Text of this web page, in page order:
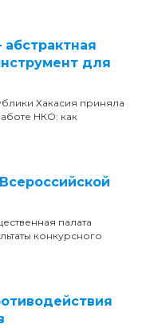
для
Хакасия приняла
НКО: как
палата
конкурсного